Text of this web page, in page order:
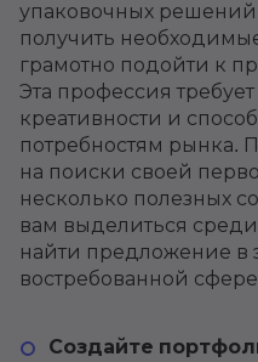
упаковочных
получить
грамотно подойти к
Эта профессия
креативности и
потребностям рынка.
на поиски своей
несколько полезных
вам выделиться
найти предложение в
востребованной
Создайте